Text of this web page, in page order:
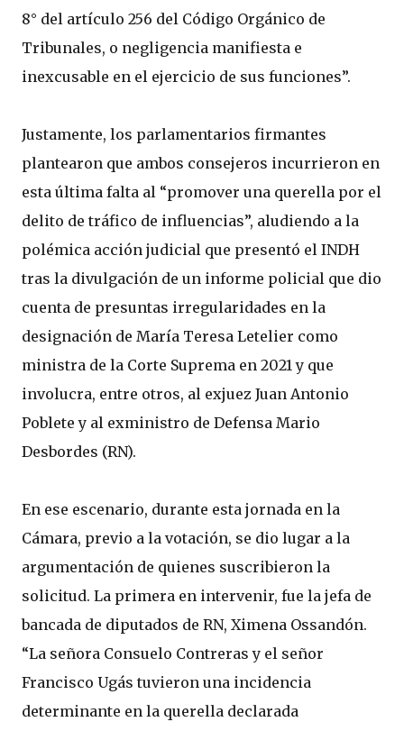
8° del artículo 256 del Código Orgánico de
Tribunales, o negligencia manifiesta e
inexcusable en el ejercicio de sus funciones”.
Justamente, los parlamentarios firmantes
plantearon que ambos consejeros incurrieron en
esta última falta al “promover una querella por el
delito de tráfico de influencias”, aludiendo a la
polémica acción judicial que presentó el INDH
tras la divulgación de un informe policial que dio
cuenta de presuntas irregularidades en la
designación de María Teresa Letelier como
ministra de la Corte Suprema en 2021 y que
involucra, entre otros, al exjuez Juan Antonio
Poblete y al exministro de Defensa Mario
Desbordes (RN).
En ese escenario, durante esta jornada en la
Cámara, previo a la votación, se dio lugar a la
argumentación de quienes suscribieron la
solicitud. La primera en intervenir, fue la jefa de
bancada de diputados de RN, Ximena Ossandón.
“La señora Consuelo Contreras y el señor
Francisco Ugás tuvieron una incidencia
determinante en la querella declarada